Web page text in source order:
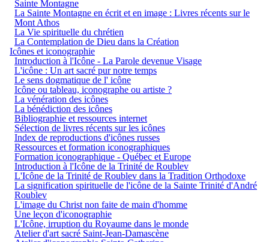
Sainte Montagne
La Sainte Montagne en écrit et en image : Livres récents sur le
Mont Athos
La Vie spirituelle du chrétien
La Contemplation de Dieu dans la Création
Icônes et iconographie
Introduction à l'Icône - La Parole devenue Visage
L'icône : Un art sacré pur notre temps
Le sens dogmatique de l' icône
Icône ou tableau, iconographe ou artiste ?
La vénération des icônes
La bénédiction des icônes
Bibliographie et ressources internet
Sélection de livres récents sur les icônes
Index de reproductions d'icônes russes
Ressources et formation iconographiques
Formation iconographique - Québec et Europe
Introduction à l'Icône de la Trinité de Roublev
L'Icône de la Trinité de Roublev dans la Tradition Orthodoxe
La signification spirituelle de l'icône de la Sainte Trinité d'André
Roublev
L'image du Christ non faite de main d'homme
Une leçon d'iconographie
L'Icône, irruption du Royaume dans le monde
Atelier d'art sacré Saint-Jean-Damascène